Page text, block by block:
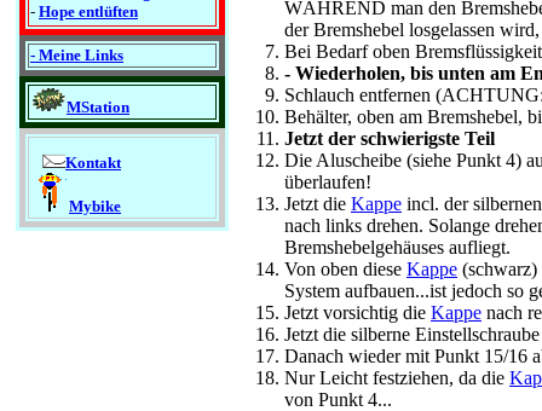
- Hope entlüften
- Meine Links
MStation
Kontakt
Mybike
WÄHREND man den
der Bremshebel losgelassen
Bei Bedarf oben
- Wiederholen, bis unten am
Schlauch entfernen
Behälter, oben am Bremshebel,
Jetzt der schwierigste Teil
Die Aluscheibe (siehe Punkt 4)
überlaufen!
Jetzt die Kappe incl. der
nach links drehen. Solange
Bremshebelgehäuses aufliegt.
Von oben diese Kappe (schwarz)
System aufbauen...ist jedoch so
Jetzt vorsichtig die Kappe nach
Jetzt die silberne
Danach wieder mit Punkt 15/16
Nur Leicht festziehen, da die
von Punkt 4...